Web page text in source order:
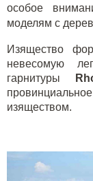
особое
моделям с
Изящество
невесомую
гарнитуры
R
изяществом.